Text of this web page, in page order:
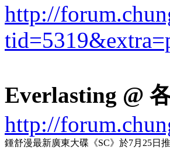
http://
Everlasting @
http://
鍾舒漫最新廣東大碟《SC》於7月25日